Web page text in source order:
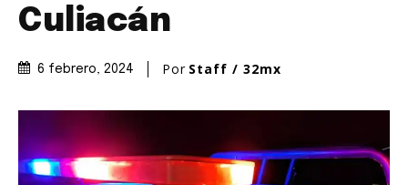
Culiacán
6 febrero, 2024 Por Staff / 32mx